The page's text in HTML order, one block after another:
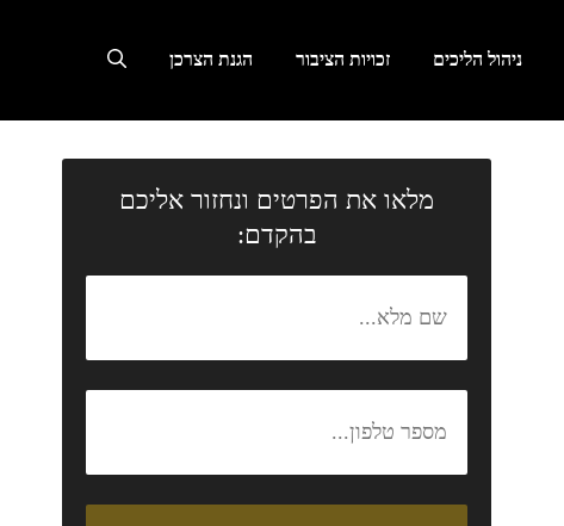
ניהול הליכים זכויות הציבור הגנת הצרכן
מלאו את הפרטים ונחזור אליכם
בהקדם: